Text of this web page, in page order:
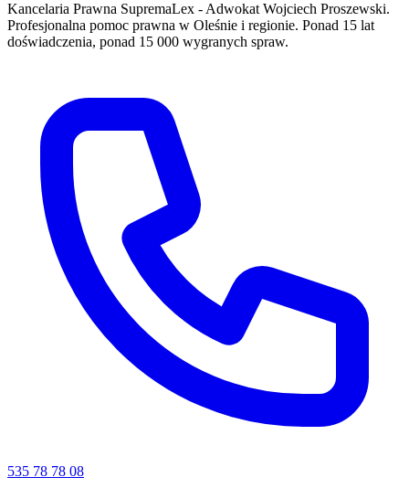
Kancelaria Prawna SupremaLex - Adwokat Wojciech Proszewski.
Profesjonalna pomoc prawna w Oleśnie i regionie. Ponad 15 lat
doświadczenia, ponad 15 000 wygranych spraw.
535 78 78 08